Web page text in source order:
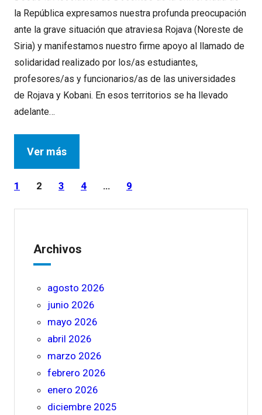
la República expresamos nuestra profunda preocupación
ante la grave situación que atraviesa Rojava (Noreste de
Siria) y manifestamos nuestro firme apoyo al llamado de
solidaridad realizado por los/as estudiantes,
profesores/as y funcionarios/as de las universidades
de Rojava y Kobani. En esos territorios se ha llevado
adelante…
Ver más
1 2 3 4 … 9
Archivos
agosto 2026
junio 2026
mayo 2026
abril 2026
marzo 2026
febrero 2026
enero 2026
diciembre 2025